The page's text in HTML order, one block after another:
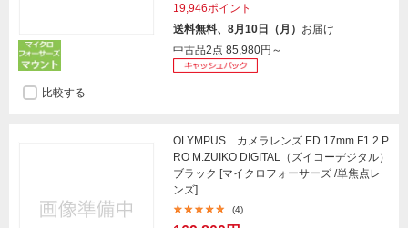
19,946ポイント
送料無料、8月10日（月） お届け
中古品2点 85,980円～
比較する
OLYMPUS カメラレンズ ED 17mm F1.2 P
RO M.ZUIKO DIGITAL（ズイコーデジタル）
ブラック [マイクロフォーサーズ /単焦点レ
ンズ]
(4)